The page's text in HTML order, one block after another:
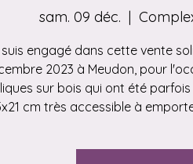
sam. 09 déc.
  |
engagé dans cette vente
2023 à Meudon, pour
sur bois qui ont été